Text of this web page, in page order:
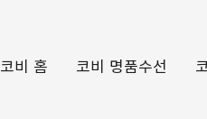
코비 홈 코비 명품수선